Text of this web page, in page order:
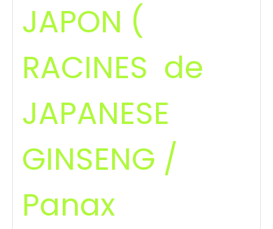
JAPON (
RACINES de
JAPANESE
GINSENG /
Panax